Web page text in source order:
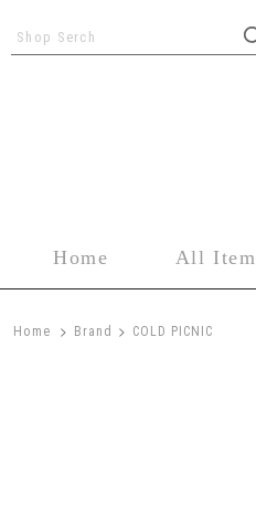
Shop Serch
Home All Item
Home > Brand > COLD PICNIC